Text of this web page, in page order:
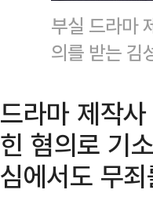
부실 드라마
의를 받는 김
드라마 제작
힌 혐의로 기
심에서도 무